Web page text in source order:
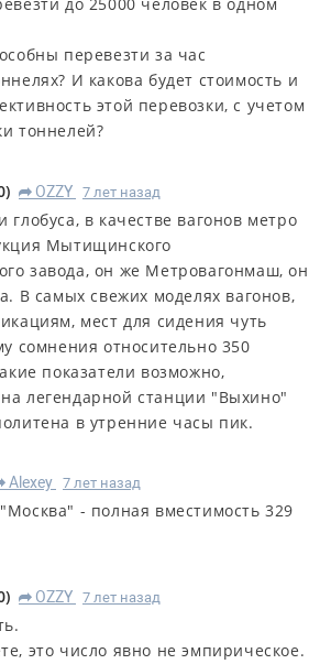
перевезти за час
И какова будет стоимость и
этой перевозки, с учетом
тоннелей?
) R OZZY 7 лет назад
глобуса, в качестве вагонов метро
Мытищинского
завода, он же Метровагонмаш, он
В самых свежих моделях вагонов,
мест для сидения чуть
сомнения относительно 350
показатели возможно,
легендарной станции "Выхино"
в утренние часы пик.
Alexey 7 лет назад
- полная вместимость 329
) R OZZY 7 лет назад
это число явно не эмпирическое.